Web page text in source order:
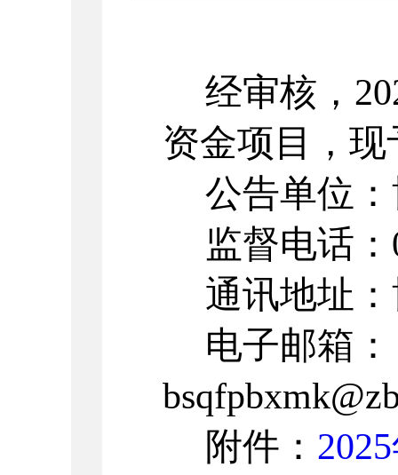
经审核，
资金项目，现
公告单位：
监督电话：
通讯地址
电子邮箱：
附件：